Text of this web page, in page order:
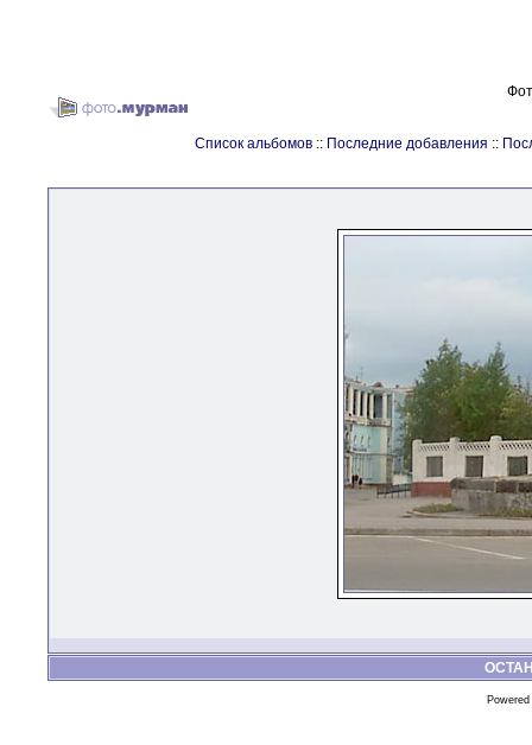
Список альбомов :: Последние добавления ::